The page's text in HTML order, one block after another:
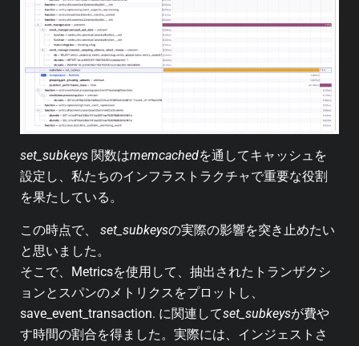
set_subkeys 関数はmemcachedを通してキャッシュを
設定し、私たちのインフラストラクチャで重要な役割
を果たしている。
この時点で、 set_subkeysの実際の影響を突き止めたい
と思いました。
そこで、Metricsを使用して、抽出されたトランザクシ
ョンとスパンのメトリクスをプロットし、
save_event_transaction. に関連してset_subkeysが費や
す時間の割合を得ました。実際には、インジェストさ